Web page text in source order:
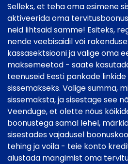
Selleks, et teha oma esimene
aktiveerida oma
neid lihtsaid samme! Esiteks,
nende veebisaidil või
kassasektsiooni ja valige oma
maksemeetod - saate
teenuseid Eesti pankade
sissemakseks. Valige summa,
sissemaksta, ja sisestage see
Veenduge, et olette nõus
boonustega samal lehel,
sisestades vajadusel
tehing ja voila - teie konto
alustada mängimist oma